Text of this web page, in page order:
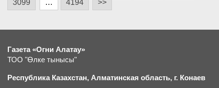
3099
… 4194 >>
Газета «Огни Алатау»
ТОО "Өлке тынысы"
Республика Казахстан, Алматинская область, г. Конаев